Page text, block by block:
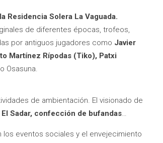
Residencia Solera La Vaguada.
de diferentes épocas, trofeos,
por antiguos jugadores como Javier
Martínez Rípodas (Tiko), Patxi
Osasuna.
de ambientación. El visionado de
El Sadar, confección de bufandas…
los eventos sociales y el envejecimiento